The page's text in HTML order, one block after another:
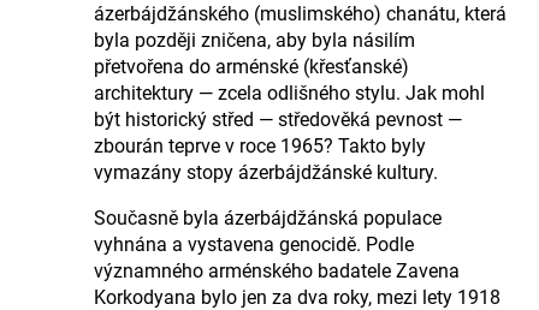
ázerbájdžánského (muslimského) chanátu, která
byla později zničena, aby byla násilím
přetvořena do arménské (křesťanské)
architektury — zcela odlišného stylu. Jak mohl
být historický střed — středověká pevnost —
zbourán teprve v roce 1965? Takto byly
vymazány stopy ázerbájdžánské kultury.
Současně byla ázerbájdžánská populace
vyhnána a vystavena genocidě. Podle
významného arménského badatele Zavena
Korkodyana bylo jen za dva roky, mezi lety 1918